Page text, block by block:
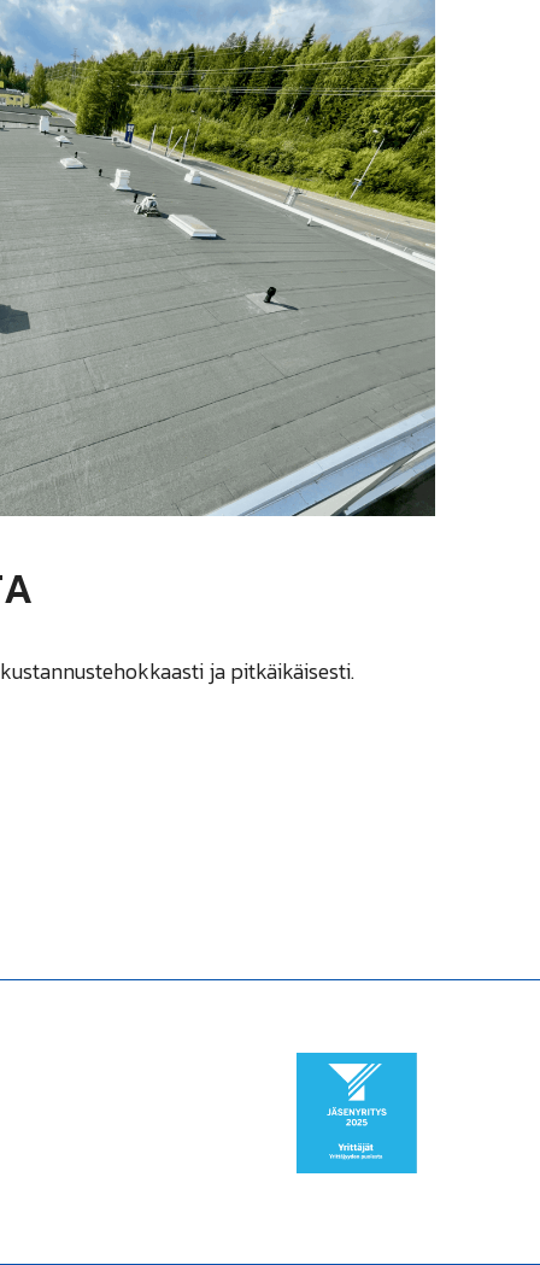
ja pitkäikäisesti.